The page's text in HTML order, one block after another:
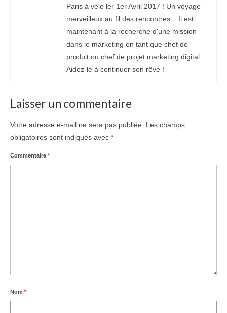
Paris à vélo ler 1er Avril 2017 ! Un voyage
merveilleux au fil des rencontres... Il est
maintenant à la recherche d'une mission
dans le marketing en tant que chef de
produit ou chef de projet marketing digital.
Aidez-le à continuer son rêve !
Laisser un commentaire
Votre adresse e-mail ne sera pas publiée.
Les champs
obligatoires sont indiqués avec *
Commentaire *
Nom *